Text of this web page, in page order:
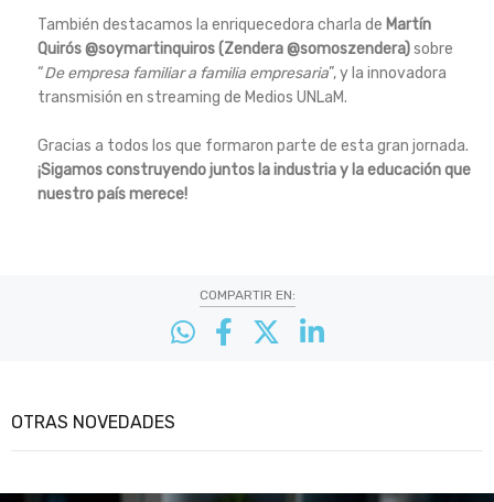
También destacamos la enriquecedora charla de Martín
Quirós@soymartinquiros(Zendera@somoszendera)sobre
“De empresa familiar a familia empresaria”, y la innovadora
transmisión en streaming de Medios UNLaM.
Gracias a todos los que formaron parte de esta gran jornada.
¡Sigamos construyendo juntos la industria y la educación que
nuestro país merece!
COMPARTIR EN:
OTRAS NOVEDADES